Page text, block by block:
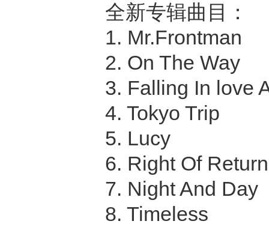
全新专辑曲目：
1. Mr.Frontman
2. On The Way
3. Falling In love
4. Tokyo Trip
5. Lucy
6. Right Of Return
7. Night And Day
8. Timeless